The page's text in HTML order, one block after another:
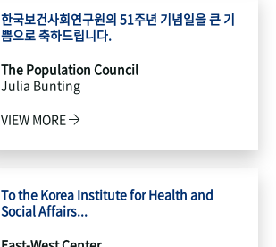
한국보건사회연구원의 51주년 기념일을 큰 기
쁨으로 축하드립니다.
The Population Council
Julia Bunting
VIEW MORE
To the Korea Institute for Health and
Social Affairs...